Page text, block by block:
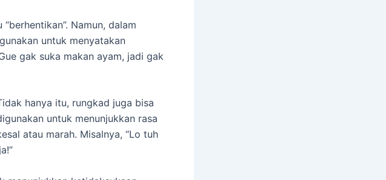
Namun, dalam
untuk menyatakan
gak suka makan ayam, jadi gak
hanya itu, rungkad juga bisa
untuk menunjukkan rasa
atau marah. Misalnya, “Lo tuh